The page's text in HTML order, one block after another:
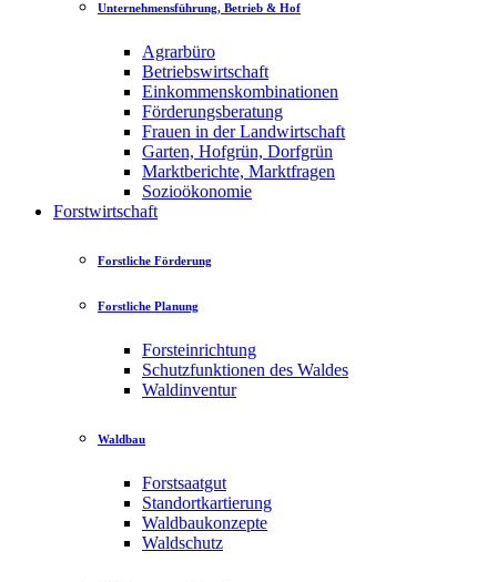
Unternehmensführung, Betrieb & Hof
Agrarbüro
Betriebswirtschaft
Einkommenskombinationen
Förderungsberatung
Frauen in der Landwirtschaft
Garten, Hofgrün, Dorfgrün
Marktberichte, Marktfragen
Sozioökonomie
Forstwirtschaft
Forstliche Förderung
Forstliche Planung
Forsteinrichtung
Schutzfunktionen des Waldes
Waldinventur
Waldbau
Forstsaatgut
Standortkartierung
Waldbaukonzepte
Waldschutz